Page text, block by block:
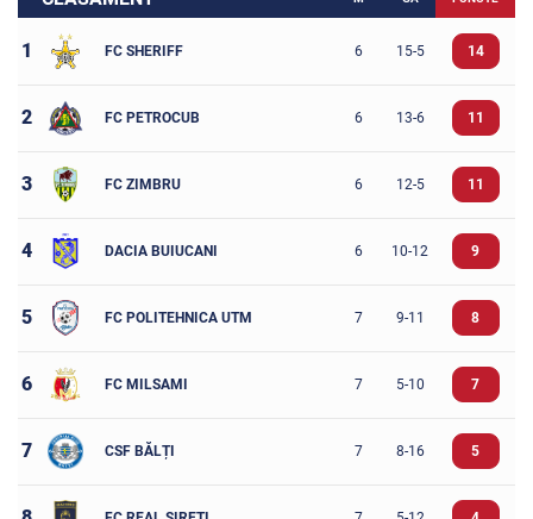
1 FC SHERIFF 6 15-5 14
2 FC PETROCUB 6 13-6 11
3 FC ZIMBRU 6 12-5 11
4 DACIA BUIUCANI 6 10-12 9
5 FC POLITEHNICA UTM 7 9-11 8
6 FC MILSAMI 7 5-10 7
7 CSF BĂLȚI 7 8-16 5